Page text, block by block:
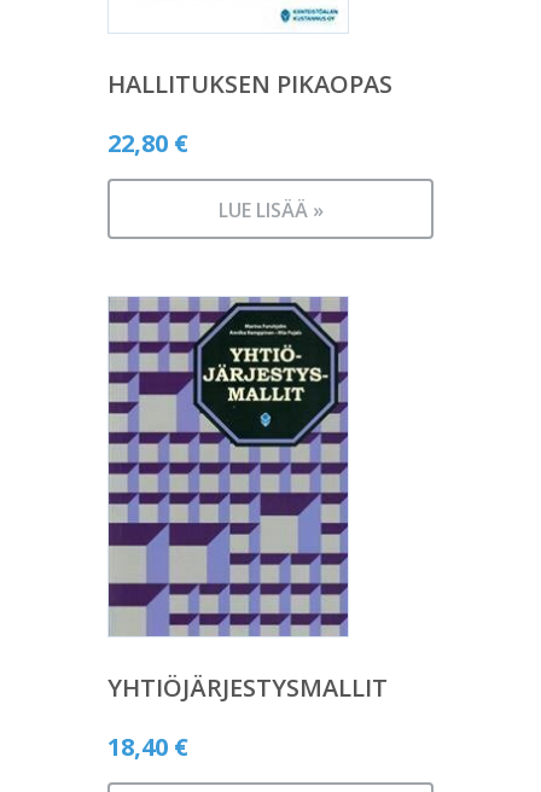
HALLITUKSEN PIKAOPAS
22,80 €
LUE LISÄÄ »
YHTIÖJÄRJESTYSMALLIT
18,40 €